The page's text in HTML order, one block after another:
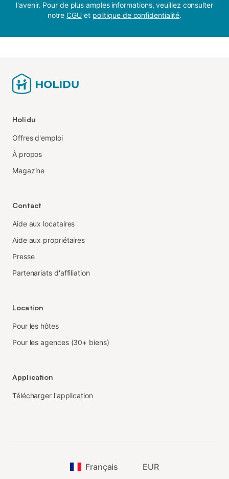
l'avenir. Pour de plus amples informations, veuillez consulter
notreCGU et politique de confidentialité.
Holidu
Offres d'emploi
À propos
Magazine
Contact
Aide aux locataires
Aide aux propriétaires
Presse
Partenariats d'affiliation
Location
Pour les hôtes
Pour les agences (30+ biens)
Application
Télécharger l'application
Français EUR